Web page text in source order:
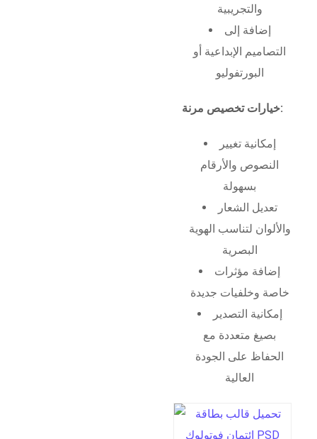
والتجريبية
إضافة إلى
التصاميم الإبداعية أو
البورتفوليو
خيارات تخصيص مرنة:
إمكانية تغيير
النصوص والأرقام
بسهولة
تعديل الشعار
والألوان لتناسب الهوية
البصرية
إضافة مؤثرات
خاصة وخلفيات جديدة
إمكانية التصدير
بصيغ متعددة مع
الحفاظ على الجودة
العالية